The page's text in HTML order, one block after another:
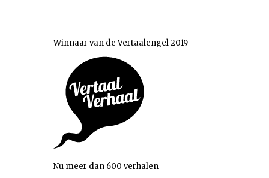
Winnaar van de Vertaalengel 2019
Nu meer dan 600 verhalen